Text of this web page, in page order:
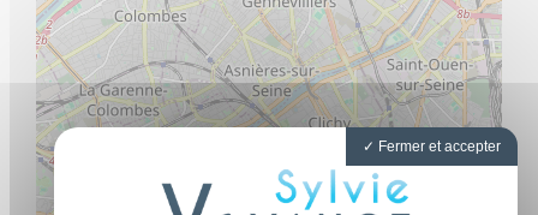
Fermer et accepter